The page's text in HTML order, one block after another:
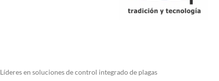
Líderes en soluciones de control integrado de plagas